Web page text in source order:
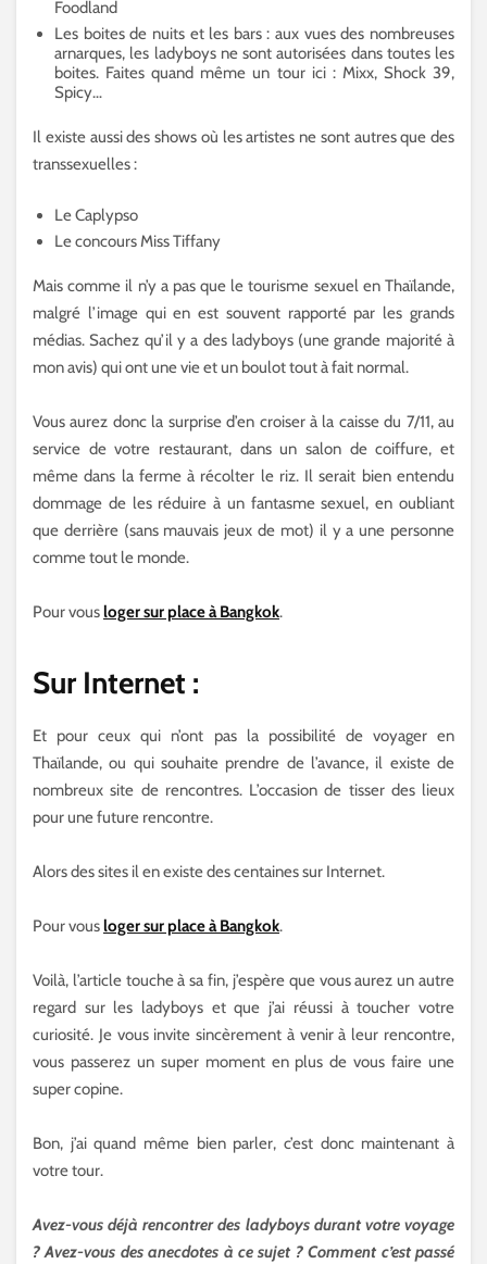
Foodland
Les boites de nuits et les bars : aux vues des nombreuses
arnarques, les ladyboys ne sont autorisées dans toutes les
boites. Faites quand même un tour ici : Mixx, Shock 39,
Spicy…
Il existe aussi des shows où les artistes ne sont autres que des
transsexuelles :
Le Caplypso
Le concours Miss Tiffany
Mais comme il n’y a pas que le tourisme sexuel en Thaïlande,
malgré l’image qui en est souvent rapporté par les grands
médias. Sachez qu’il y a des ladyboys (une grande majorité à
mon avis) qui ont une vie et un boulot tout à fait normal.
Vous aurez donc la surprise d’en croiser à la caisse du 7/11, au
service de votre restaurant, dans un salon de coiffure, et
même dans la ferme à récolter le riz. Il serait bien entendu
dommage de les réduire à un fantasme sexuel, en oubliant
que derrière (sans mauvais jeux de mot) il y a une personne
comme tout le monde.
Pour vousloger sur place à Bangkok.
Sur Internet :
Et pour ceux qui n’ont pas la possibilité de voyager en
Thaïlande, ou qui souhaite prendre de l’avance, il existe de
nombreux site de rencontres. L’occasion de tisser des lieux
pour une future rencontre.
Alors des sites il en existe des centaines sur Internet.
Pour vousloger sur place à Bangkok.
Voilà, l’article touche à sa fin, j’espère que vous aurez un autre
regard sur les ladyboys et que j’ai réussi à toucher votre
curiosité. Je vous invite sincèrement à venir à leur rencontre,
vous passerez un super moment en plus de vous faire une
super copine.
Bon, j’ai quand même bien parler, c’est donc maintenant à
votre tour.
Avez-vous déjà rencontrer des ladyboys durant votre voyage
? Avez-vous des anecdotes à ce sujet ? Comment c’est passé